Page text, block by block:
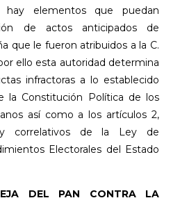
hay elementos que puedan
de actos anticipados de
que le fueron atribuidos a la C.
ello esta autoridad determina
infractoras a lo establecido
la Constitución Política de los
así como a los artículos 2,
correlativos de la Ley de
Electorales del Estado
DEL PAN CONTRA LA